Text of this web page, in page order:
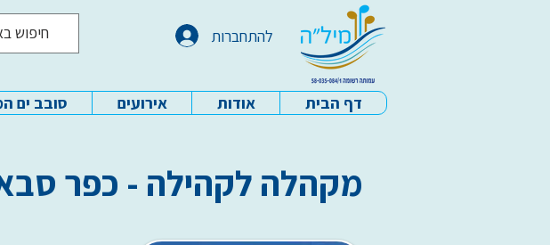
להתחברות
עמותת מיל"ה - דף הביתדף הבית אודות אירועים סובב ים
מקהלה לקהילה - כפר סבא